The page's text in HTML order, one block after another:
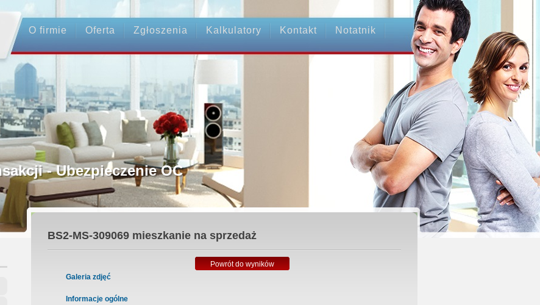
O firmie Oferta Zgłoszenia Kalkulatory Kontakt Notatnik
- Ubezpieczenie OC
Umowa Notarialna
BS2-MS-309069mieszkanie na sprzedaż
Powrót do wyników
Galeria zdjęć
Informacje ogólne